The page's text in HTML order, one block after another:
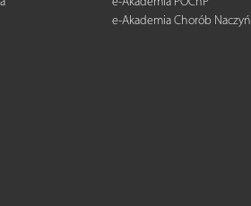
e-Akademia Chorób Naczyń